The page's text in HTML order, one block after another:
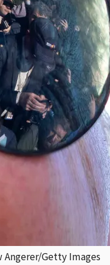
Angerer/Getty Images